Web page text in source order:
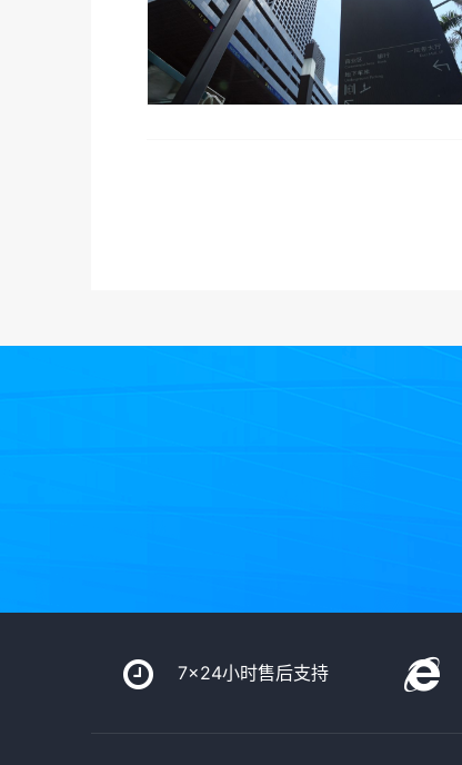
7x24小时售后支持